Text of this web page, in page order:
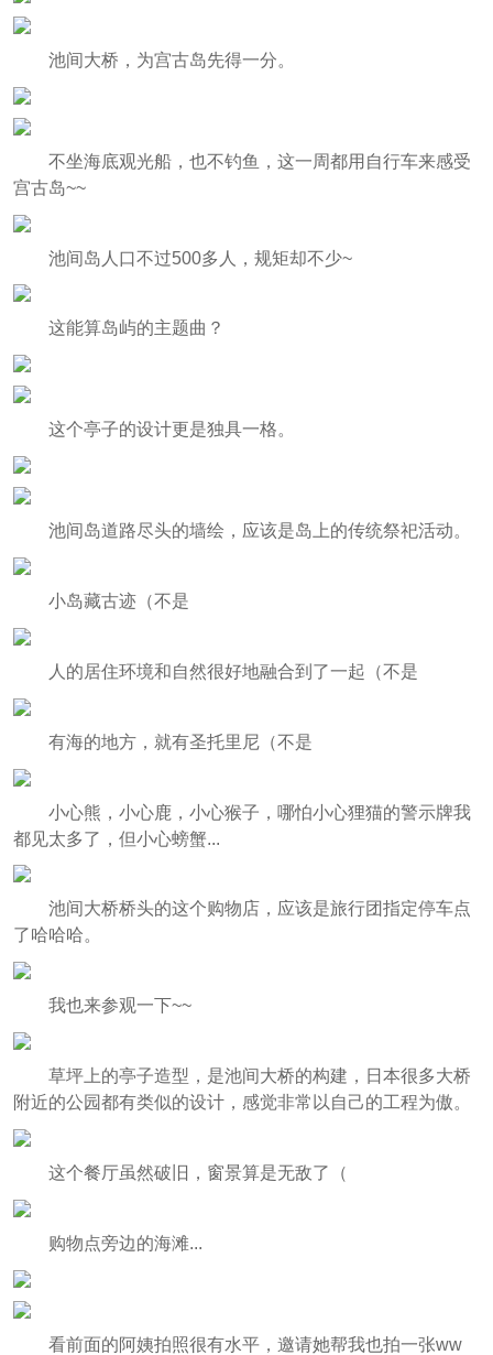
池间大桥，为宫古岛先得一分。
不坐海底观光船，也不钓鱼，这一周都用自行车来感受
宫古岛~~
池间岛人口不过500多人，规矩却不少~
这能算岛屿的主题曲？
这个亭子的设计更是独具一格。
池间岛道路尽头的墙绘，应该是岛上的传统祭祀活动。
小岛藏古迹（不是
人的居住环境和自然很好地融合到了一起（不是
有海的地方，就有圣托里尼（不是
小心熊，小心鹿，小心猴子，哪怕小心狸猫的警示牌我
都见太多了，但小心螃蟹...
池间大桥桥头的这个购物店，应该是旅行团指定停车点
了哈哈哈。
我也来参观一下~~
草坪上的亭子造型，是池间大桥的构建，日本很多大桥
附近的公园都有类似的设计，感觉非常以自己的工程为傲。
这个餐厅虽然破旧，窗景算是无敌了（
购物点旁边的海滩...
看前面的阿姨拍照很有水平，邀请她帮我也拍一张ww